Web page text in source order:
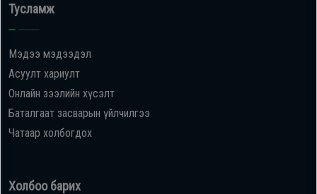
Тусламж
Мэдээ мэдээдэл
Асуулт хариулт
Онлайн зээлийн хүсэлт
Баталгаат засварын үйлчилгээ
Чатаар холбогдох
Холбоо барих